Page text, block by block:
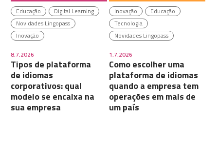
Educação
Digital Learning
Novidades Lingopass
Inovação
8.7.2026
Tipos de plataforma
de idiomas
corporativos: qual
modelo se encaixa na
sua empresa
Inovação
Educação
Tecnologia
Novidades Lingopass
1.7.2026
Como escolher uma
plataforma de idiomas
quando a empresa tem
operações em mais de
um país